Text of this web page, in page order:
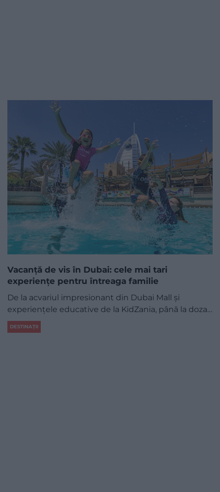
Vacanță de vis în Dubai: cele mai tari
experiențe pentru întreaga familie
De la acvariul impresionant din Dubai Mall și
experiențele educative de la KidZania, până la doza…
DESTINAȚII